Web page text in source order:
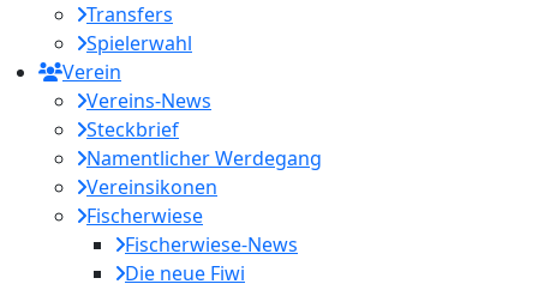
Transfers
Spielerwahl
Verein
Vereins-News
Steckbrief
Namentlicher Werdegang
Vereinsikonen
Fischerwiese
Fischerwiese-News
Die neue Fiwi